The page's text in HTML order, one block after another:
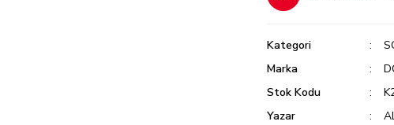
Kategori
Marka
Stok Kodu
Yazar